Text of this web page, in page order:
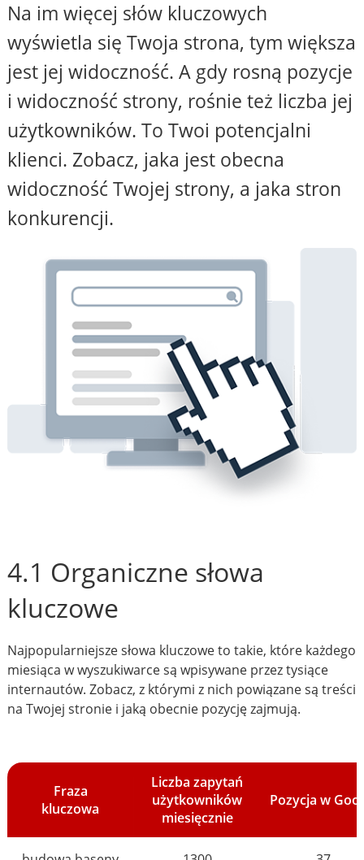
Na im więcej słów kluczowych
wyświetla się Twoja strona, tym większa
jest jej widoczność. A gdy rosną pozycje
i widoczność strony, rośnie też liczba jej
użytkowników. To Twoi potencjalni
klienci. Zobacz, jaka jest obecna
widoczność Twojej strony, a jaka stron
konkurencji.
4.1 Organiczne słowa
kluczowe
Najpopularniejsze słowa kluczowe to takie, które każdego
miesiąca w wyszukiwarce są wpisywane przez tysiące
internautów. Zobacz, z którymi z nich powiązane są treści
na Twojej stronie i jaką obecnie pozycję zajmują.
Fraza
kluczowa
Liczba zapytań
użytkowników
miesięcznie
Pozycja w